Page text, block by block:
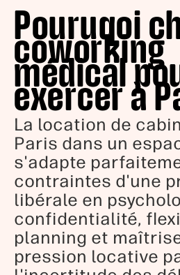
Pouruqoi
coworking
médical
exercer à
La location de
Paris dans un
s'adapte
contraintes d'une
libérale en
confidentialité,
planning et
pression locative